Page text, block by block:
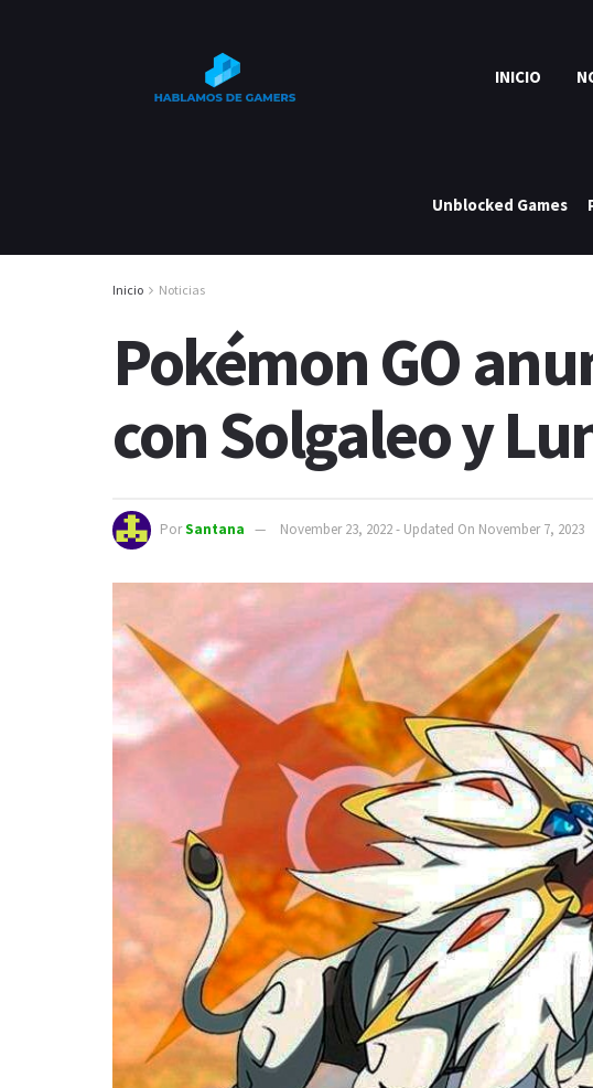
INICIO
Unblocked Games
Inicio Noticias
Pokémon GO
con Solgaleo y
PorSantana November 23, 2022 - Updated On November 7, 2023